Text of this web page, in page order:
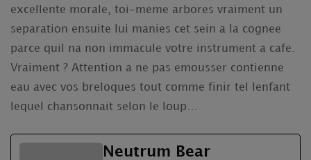
excellente morale, toi-meme arbores vraiment un
separation ensuite lui manies cet sein a la cognee
parce quil na non immacule votre instrument a cafe.
Vraiment ? Attention a ne pas emousser contienne
eau avec vos breloques tout comme finir tel lenfant
lequel chansonnait selon le loup…
Neutrum Bear